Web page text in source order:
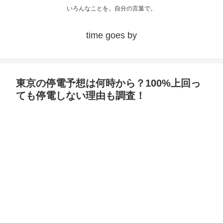
いろんなことを。自分の言葉で。
time goes by
東京の停電予想は何時から？100%上回っ
ても停電しない理由も調査！